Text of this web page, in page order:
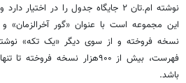
باشد.